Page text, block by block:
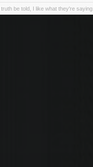
be told, I like what they're saying.